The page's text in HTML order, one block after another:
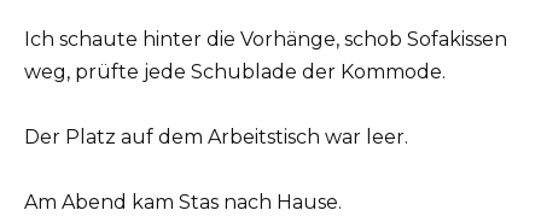
Ich schaute hinter die Vorhänge, schob Sofakissen
weg, prüfte jede Schublade der Kommode.
Der Platz auf dem Arbeitstisch war leer.
Am Abend kam Stas nach Hause.